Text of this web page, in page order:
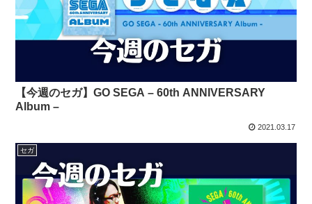
【今週のセガ】GO SEGA – 60th ANNIVERSARY
Album –
2021.03.17
セガ